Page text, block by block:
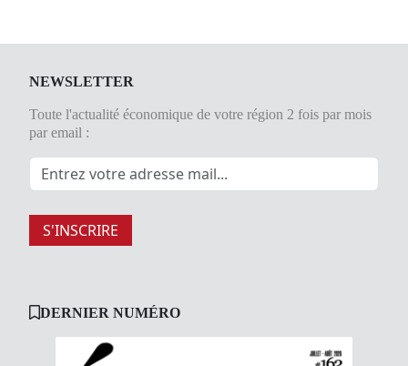
NEWSLETTER
Toute l'actualité économique de votre région 2 fois par mois
par email :
S'INSCRIRE
DERNIER NUMÉRO